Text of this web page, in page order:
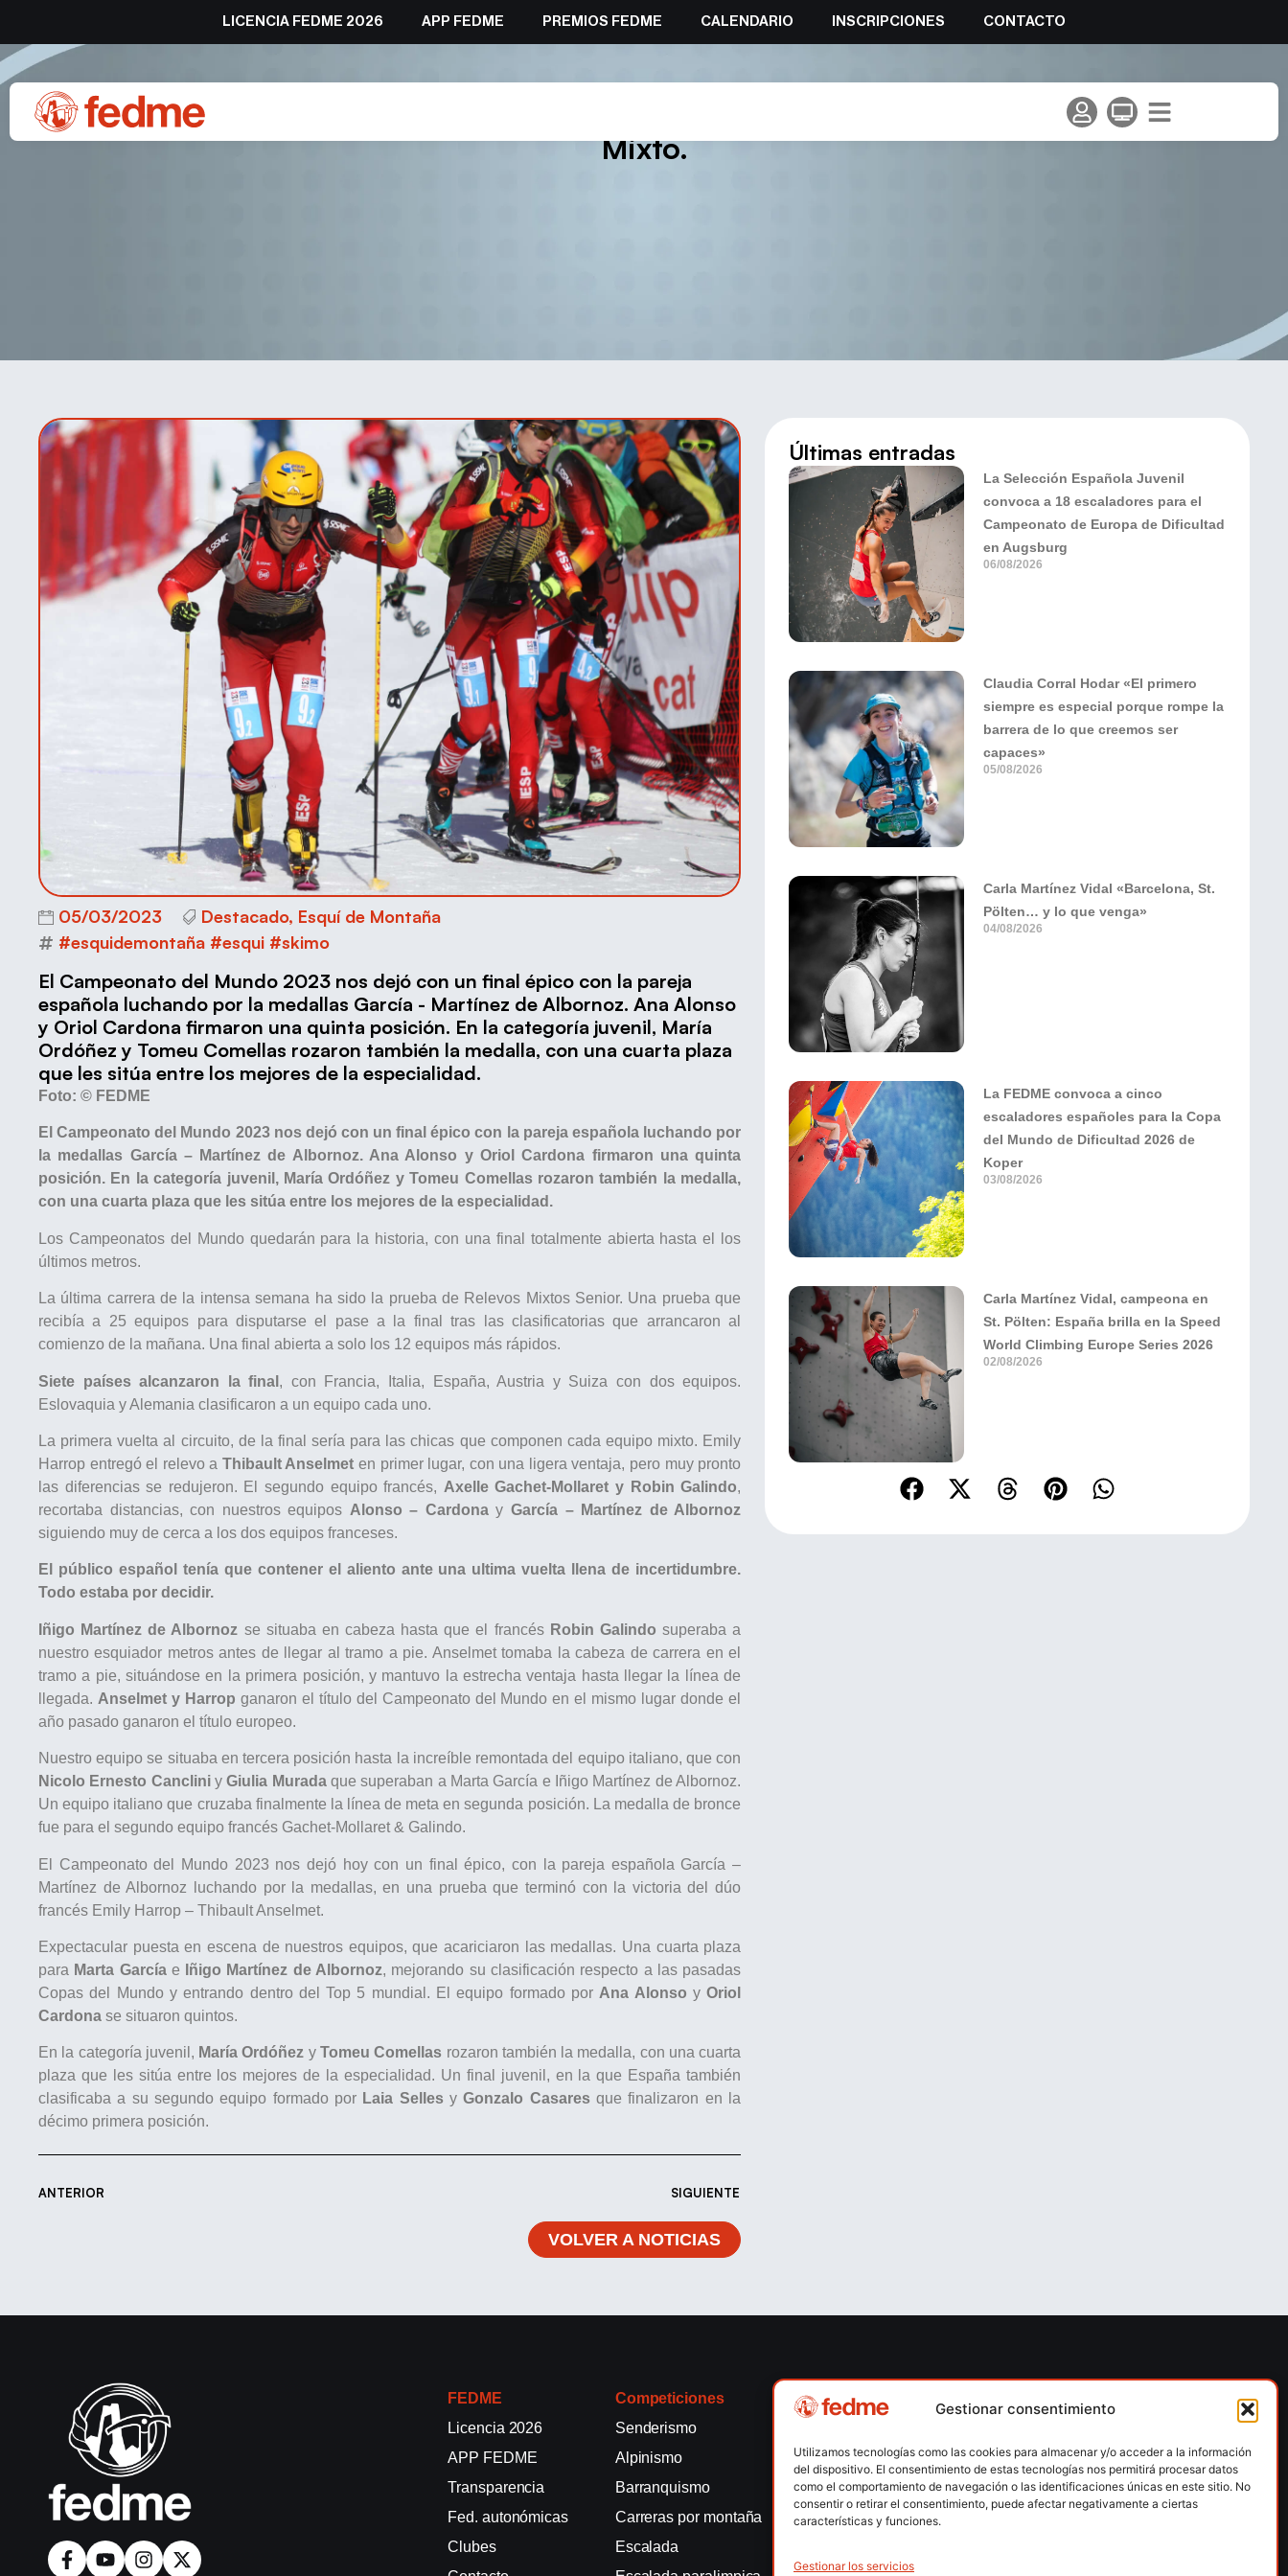
Gestionar consentimiento
Utilizamos tecnologías como las cookies para almacenar y/o acceder a la información
del dispositivo. El consentimiento de estas tecnologías nos permitirá procesar datos
como el comportamiento de navegación o las identificaciones únicas en este sitio. No
consentir o retirar el consentimiento, puede afectar negativamente a ciertas
características y funciones.
Gestionar los servicios
LICENCIA FEDME 2026 APP FEDME PREMIOS FEDME CALENDARIO INSCRIPCIONES CONTACTO
Iñigo Martínez de Albornoz y Marta García, cuartos la final de los Mundiales de relevo
Mixto.
05/03/2023 Destacado, Esquí de Montaña
#esquidemontaña #esqui #skimo
El Campeonato del Mundo 2023 nos dejó con un final épico con la pareja
española luchando por la medallas García - Martínez de Albornoz. Ana Alonso
y Oriol Cardona firmaron una quinta posición. En la categoría juvenil, María
Ordóñez y Tomeu Comellas rozaron también la medalla, con una cuarta plaza
que les sitúa entre los mejores de la especialidad.
Foto: © FEDME
El Campeonato del Mundo 2023 nos dejó con un final épico con la pareja española luchando por
la medallas García – Martínez de Albornoz. Ana Alonso y Oriol Cardona firmaron una quinta
posición. En la categoría juvenil, María Ordóñez y Tomeu Comellas rozaron también la medalla,
con una cuarta plaza que les sitúa entre los mejores de la especialidad.
Los Campeonatos del Mundo quedarán para la historia, con una final totalmente abierta hasta el los
últimos metros.
La última carrera de la intensa semana ha sido la prueba de Relevos Mixtos Senior. Una prueba que
recibía a 25 equipos para disputarse el pase a la final tras las clasificatorias que arrancaron al
comienzo de la mañana. Una final abierta a solo los 12 equipos más rápidos.
Siete países alcanzaron la final , con Francia, Italia, España, Austria y Suiza con dos equipos.
Eslovaquia y Alemania clasificaron a un equipo cada uno.
La primera vuelta al circuito, de la final sería para las chicas que componen cada equipo mixto. Emily
Harrop entregó el relevo a Thibault Anselmet en primer lugar, con una ligera ventaja, pero muy pronto
las diferencias se redujeron. El segundo equipo francés, Axelle Gachet-Mollaret y Robin Galindo,
recortaba distancias, con nuestros equipos Alonso – Cardonay García – Martínez de Albornoz
siguiendo muy de cerca a los dos equipos franceses.
El público español tenía que contener el aliento ante una ultima vuelta llena de incertidumbre.
Todo estaba por decidir.
Iñigo Martínez de Albornoz se situaba en cabeza hasta que el francés Robin Galindo superaba a
nuestro esquiador metros antes de llegar al tramo a pie. Anselmet tomaba la cabeza de carrera en el
tramo a pie, situándose en la primera posición, y mantuvo la estrecha ventaja hasta llegar la línea de
llegada. Anselmet y Harrop ganaron el título del Campeonato del Mundo en el mismo lugar donde el
año pasado ganaron el título europeo.
Nuestro equipo se situaba en tercera posición hasta la increíble remontada del equipo italiano, que con
Nicolo Ernesto CancliniyGiulia Muradaque superaban a Marta García e Iñigo Martínez de Albornoz.
Un equipo italiano que cruzaba finalmente la línea de meta en segunda posición. La medalla de bronce
fue para el segundo equipo francés Gachet-Mollaret & Galindo.
El Campeonato del Mundo 2023 nos dejó hoy con un final épico, con la pareja española García –
Martínez de Albornoz luchando por la medallas, en una prueba que terminó con la victoria del dúo
francés Emily Harrop – Thibault Anselmet.
Expectacular puesta en escena de nuestros equipos, que acariciaron las medallas. Una cuarta plaza
para Marta Garcíae Iñigo Martínez de Albornoz, mejorando su clasificación respecto a las pasadas
Copas del Mundo y entrando dentro del Top 5 mundial. El equipo formado por Ana Alonso yOriol
Cardona se situaron quintos.
En la categoría juvenil, María Ordóñez y Tomeu Comellas rozaron también la medalla, con una cuarta
plaza que les sitúa entre los mejores de la especialidad. Un final juvenil, en la que España también
clasificaba a su segundo equipo formado por Laia SellesyGonzalo Casaresque finalizaron en la
décimo primera posición.
ANTERIOR SIGUIENTE
VOLVER A NOTICIAS
Últimas entradas
La Selección Española Juvenil
convoca a 18 escaladores para el
Campeonato de Europa de Dificultad
en Augsburg
06/08/2026
Claudia Corral Hodar «El primero
siempre es especial porque rompe la
barrera de lo que creemos ser
capaces»
05/08/2026
Carla Martínez Vidal «Barcelona, St.
Pölten… y lo que venga»
04/08/2026
La FEDME convoca a cinco
escaladores españoles para la Copa
del Mundo de Dificultad 2026 de
Koper
03/08/2026
Carla Martínez Vidal, campeona en
St. Pölten: España brilla en la Speed
World Climbing Europe Series 2026
02/08/2026
FEDME
Licencia 2026
APP FEDME
Transparencia
Fed. autonómicas
Clubes
Competiciones
Senderismo
Alpinismo
Barranquismo
Carreras por montaña
Escalada
Competiciones
Escalada en hielo
Esquí de montaña
Marcha Nórdica
Barcelona
fedme@fedme.es
934 264 267